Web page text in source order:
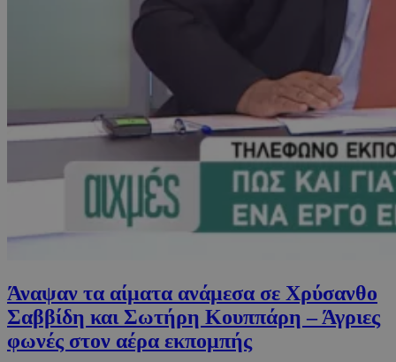
Άναψαν τα αίματα ανάμεσα σε Χρύσανθο
Σαββίδη και Σωτήρη Κουππάρη – Άγριες
φωνές στον αέρα εκπομπής